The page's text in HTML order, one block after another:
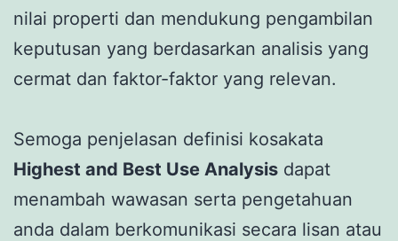
nilai properti dan mendukung pengambilan
keputusan yang berdasarkan analisis yang
cermat dan faktor-faktor yang relevan.
Semoga penjelasan definisi kosakata
Highest and Best Use Analysis dapat
menambah wawasan serta pengetahuan
anda dalam berkomunikasi secara lisan atau